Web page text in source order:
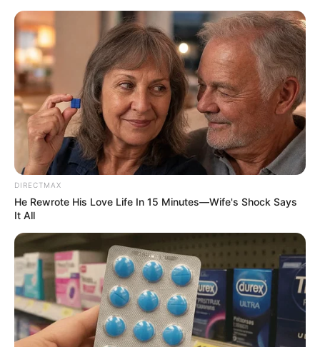
HOME
INSPIRASI
STYLE
FILM &
SERIES
NGAKAK
QUOTES
HYPE
MORE
DIRECTMAX
He Rewrote His Love Life In 15 Minutes—Wife's Shock Says
It All